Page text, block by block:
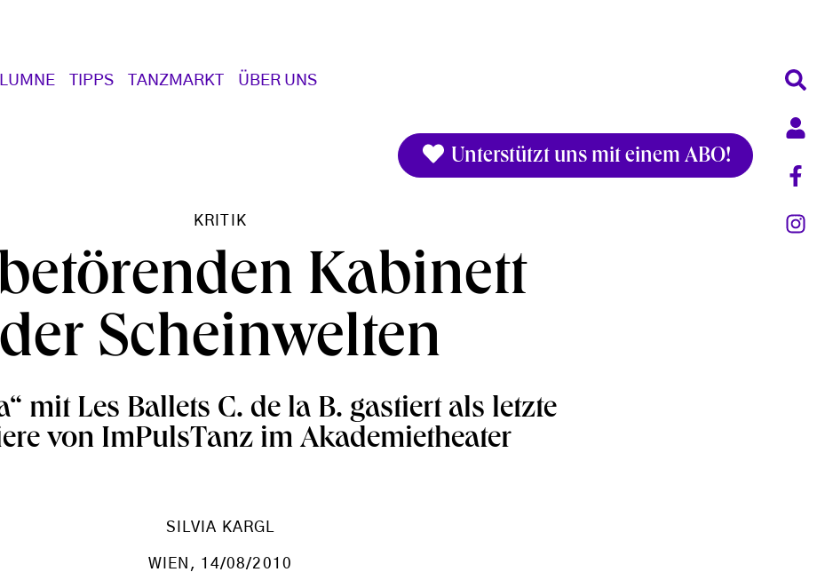
TIPPS TANZMARKT ÜBER UNS
Unterstützt uns mit einem ABO!
KRITIK
Kabinett
der Scheinwelten
mit Les Ballets C. de la B. gastiert als letzte
von ImPulsTanz im Akademietheater
SILVIA KARGL
WIEN , 14/08/2010